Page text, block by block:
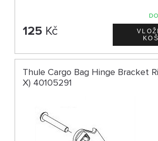
125 Kč
Thule Cargo Bag Hinge Bracket
X) 40105291